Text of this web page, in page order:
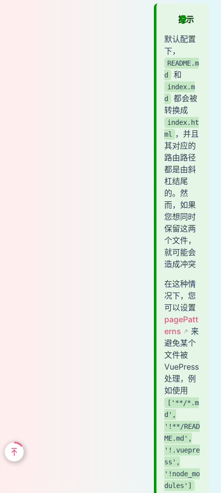
提示
默认配置
下，
README.m
d
和
index.m
d
都会被
转换成
index.ht
ml
，并且
其对应的
路由路径
都是由斜
杠结尾
的。然
而，如果
您想同时
保留这两
个文件，
就可能会
造成冲突
在这种情
况下，您
可以设置
pagePatt
erns
来
避免某个
文件被
VuePress
处理，例
如使用
['**/*.m
d',
'!**/READ
ME.md',
'!.vuepre
ss',
'!node_mo
dules']